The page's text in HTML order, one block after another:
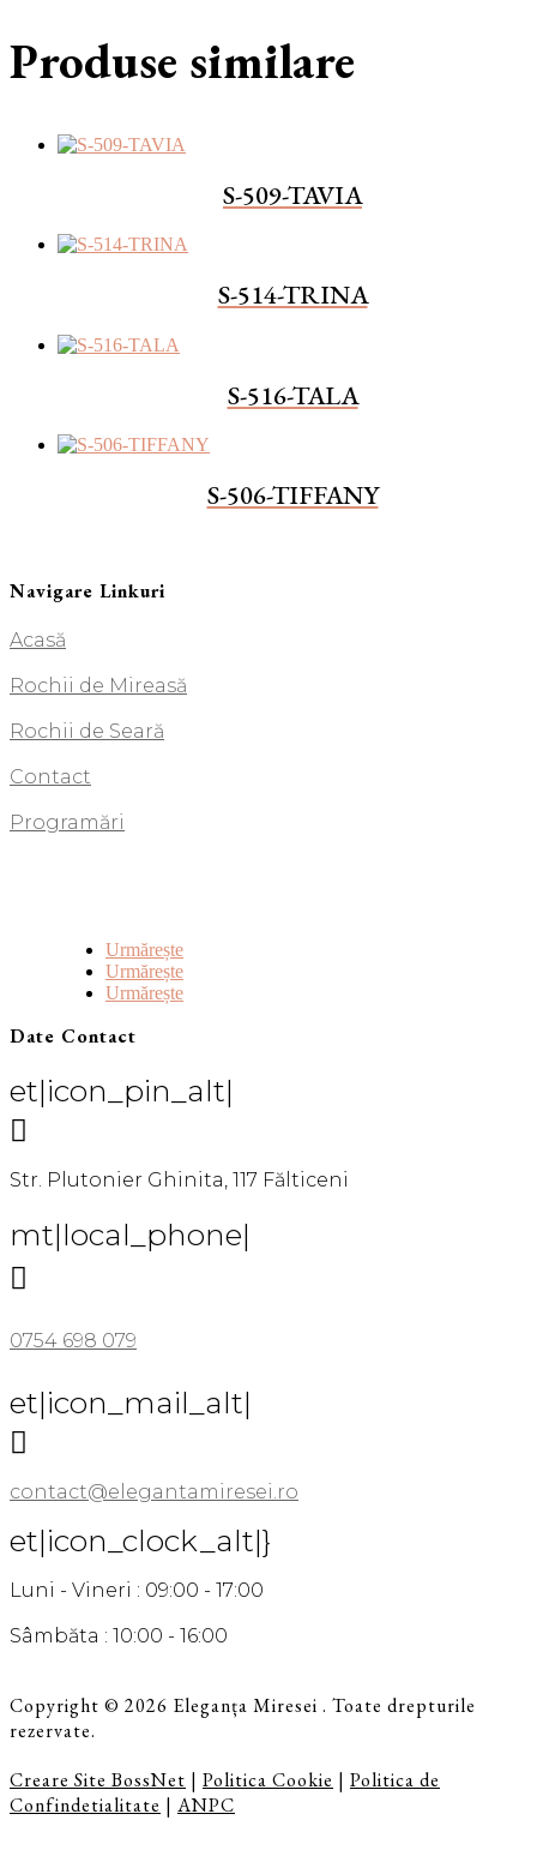
Produse similare
S-509-TAVIA
S-514-TRINA
S-516-TALA
S-506-TIFFANY
Navigare Linkuri
Acasă
Rochii de Mireasă
Rochii de Seară
Contact
Programări
Urmărește
Urmărește
Urmărește
Date Contact
et|icon_pin_alt|

Str. Plutonier Ghinita, 117 Fălticeni
mt|local_phone|

0754 698 079
et|icon_mail_alt|

contact@elegantamiresei.ro
et|icon_clock_alt|}
Luni - Vineri : 09:00 - 17:00
Sâmbăta : 10:00 - 16:00
Copyright © 2026 Eleganța Miresei . Toate drepturile
rezervate.
Creare Site BossNet | Politica Cookie | Politica de
Confindetialitate | ANPC